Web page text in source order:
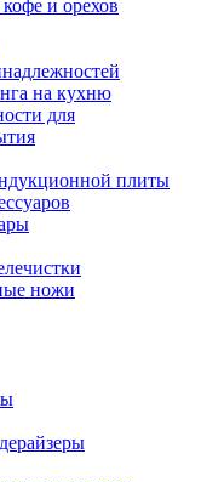
и орехов
на кухню
для
плиты
ножи